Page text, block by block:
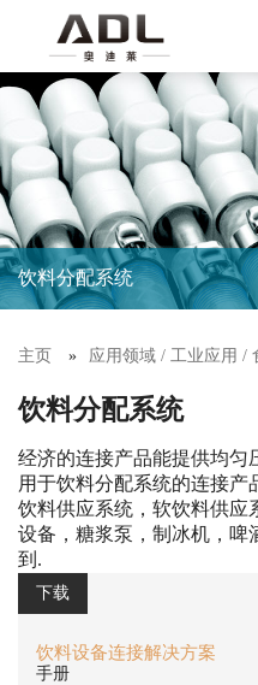
饮料分配系统
主页 应用领域 / 工业应用 /
饮料分配系统
经济的连接产品能提供均匀
用于饮料分配系统的连接
饮料供应系统，软饮料供应
设备，糖浆泵，制冰机，啤
到.
下载
饮料设备连接解决方案
手册